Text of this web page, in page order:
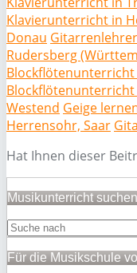
Klavierunterricht in
Donau
Rudersberg
Blockflötenunterricht
Westend Geige
Herrensohr, Saar
Hat Ihnen dieser
Musikunterricht
Für die Musikschule